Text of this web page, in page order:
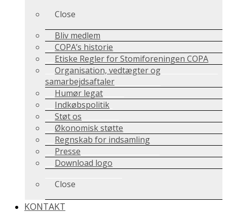
Close
Bliv medlem
COPA’s historie
Etiske Regler for Stomiforeningen COPA
Organisation, vedtægter og
samarbejdsaftaler
Humør legat
Indkøbspolitik
Støt os
Økonomisk støtte
Regnskab for indsamling
Presse
Download logo
Close
KONTAKT